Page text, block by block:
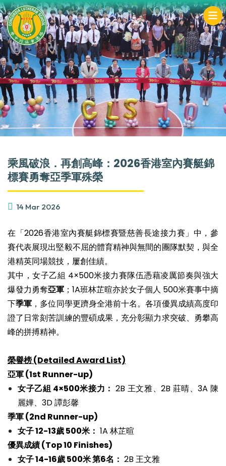
乘風破浪．再創高峰：2026香港室內賽艇錦
標賽勇奪亞季軍殊榮
14 Mar 2026
在「2026香港室內賽艇錦標賽暨慈善長途接力賽」中，參
賽代表展現出堅毅不屈的體育精神與無間的團隊默契，與全
港精英同場競技，屢創佳績。
其中，女子乙組 4×500米接力賽隊伍憑藉凌厲節奏與強大
爆發力勇奪亞軍 ；1A班林芷暄亦於女子個人 500米賽事中摘
下季軍 ，多位同學更躋身全港前十名。各項優異成績高度印
證了日常刻苦訓練的豐碩成果，充分彰顯力求突破、勇攀高
峰的拼搏精神。
榮譽榜 (Detailed Award List)
亞軍 (1st Runner-up)
女子乙組 4×500米接力： 2B 王文雅、2B 莊晴、3A 陳
麗嬅、3D 譚彭馨
季軍 (2nd Runner-up)
女子 12-13歲 500米： 1A 林芷暄
優異成績 (Top 10 Finishes)
女子 14-16歲 500米 第6名： 2B 王文雅